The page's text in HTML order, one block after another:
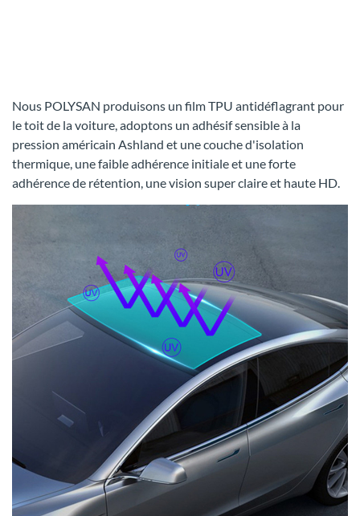
Nous POLYSAN produisons un film TPU antidéflagrant pour
le toit de la voiture, adoptons un adhésif sensible à la
pression américain Ashland et une couche d'isolation
thermique, une faible adhérence initiale et une forte
adhérence de rétention, une vision super claire et haute HD.